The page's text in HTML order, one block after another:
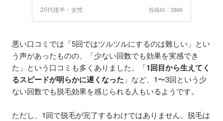
20代後半・女性 投稿ID：2866
悪い口コミでは「5回ではツルツルにするのは難しい」とい
う声があったものの、「少ない回数でも効果を実感でき
た」という口コミも多くありました。「1回目から生えてく
るスピードが明らかに遅くなった 」など、1〜3回という少
ない回数でも脱毛効果を感じられる人もいるようです。
ただし、1回で脱毛が完了するわけではありません。脱毛は